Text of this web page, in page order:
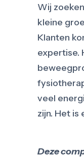
Wij
kleine
Klanten
expertise.
veel
zijn. Het
Deze